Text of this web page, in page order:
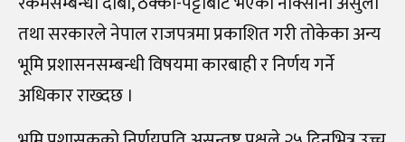
तथा सरकारले नेपाल राजपत्रमा प्रकाशित गरी तोकेका अन्य
भूमि प्रशासनसम्बन्धी विषयमा कारबाही र निर्णय गर्ने
अधिकार राख्दछ ।